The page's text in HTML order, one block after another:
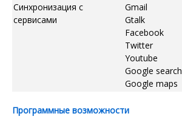
Синхронизация с
сервисами
Gmail
Gtalk
Facebook
Twitter
Youtube
Google search
Google maps
Программные возможности